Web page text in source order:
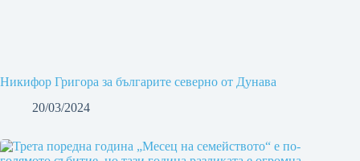
Никифор Григора за българите северно от Дунава
20/03/2024